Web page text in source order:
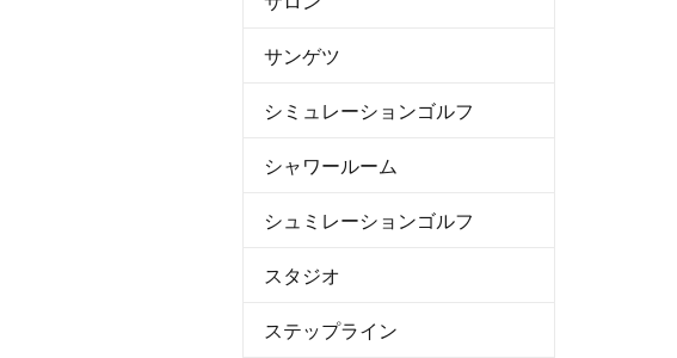
サンゲツ
シミュレーションゴルフ
シャワールーム
シュミレーションゴルフ
スタジオ
ステップライン